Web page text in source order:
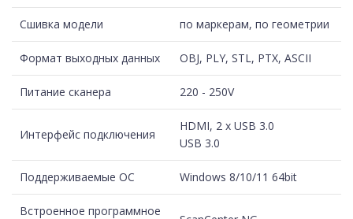
Сшивка модели по маркерам, по геометрии
Формат выходных данных OBJ, PLY, STL, PTX, ASCII
Питание сканера 220 - 250V
Интерфейс подключения
HDMI, 2 x USB 3.0
USB 3.0
Поддерживаемые ОС Windows 8/10/11 64bit
Встроенное программное